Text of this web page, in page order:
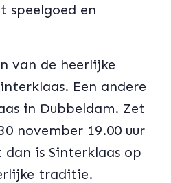
speelgoed en
van de heerlijke
Een andere
in Dubbeldam. Zet
november 19.00 uur
is Sinterklaas op
traditie.